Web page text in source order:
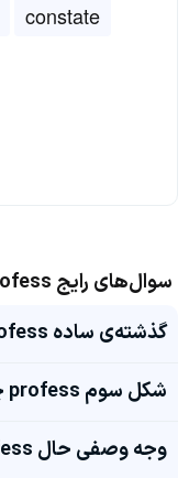
constate
سوال‌های رایج profess
گذشته‌ی ساده profess چی میشه؟
شکل سوم profess چی میشه؟
وجه وصفی حال profess چی میشه؟